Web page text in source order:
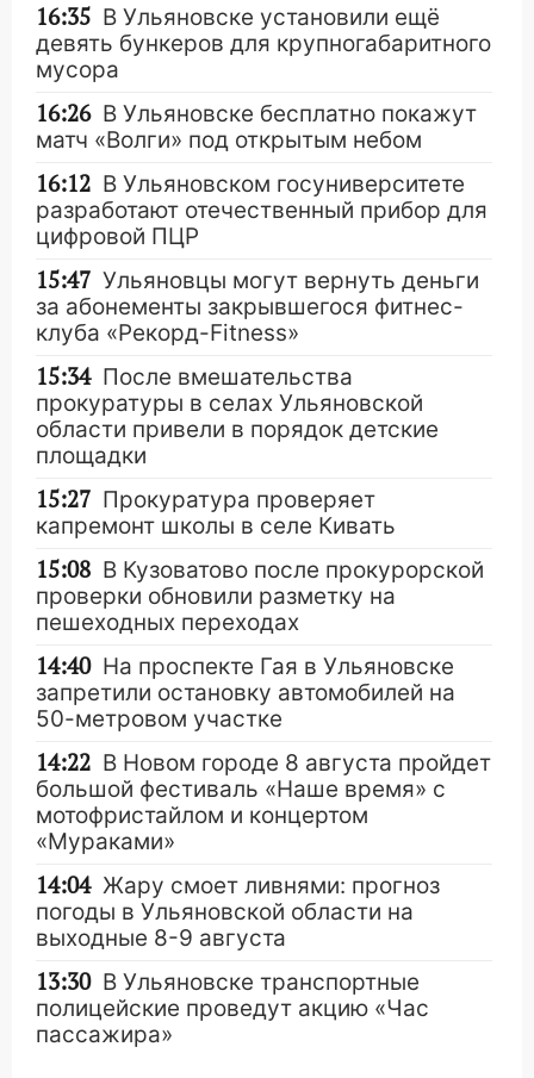
16:35 В Ульяновске установили ещё
девять бункеров для крупногабаритного
мусора
16:26 В Ульяновске бесплатно покажут
матч «Волги» под открытым небом
16:12 В Ульяновском госуниверситете
разработают отечественный прибор для
цифровой ПЦР
15:47 Ульяновцы могут вернуть деньги
за абонементы закрывшегося фитнес-
клуба «Рекорд-Fitness»
15:34 После вмешательства
прокуратуры в селах Ульяновской
области привели в порядок детские
площадки
15:27 Прокуратура проверяет
капремонт школы в селе Кивать
15:08 В Кузоватово после прокурорской
проверки обновили разметку на
пешеходных переходах
14:40 На проспекте Гая в Ульяновске
запретили остановку автомобилей на
50-метровом участке
14:22 В Новом городе 8 августа пройдет
большой фестиваль «Наше время» с
мотофристайлом и концертом
«Мураками»
14:04 Жару смоет ливнями: прогноз
погоды в Ульяновской области на
выходные 8-9 августа
13:30 В Ульяновске транспортные
полицейские проведут акцию «Час
пассажира»